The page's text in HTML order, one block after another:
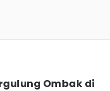
Ombak di